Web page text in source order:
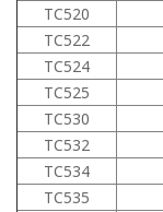
TC520
TC522
TC524
TC525
TC530
TC532
TC534
TC535